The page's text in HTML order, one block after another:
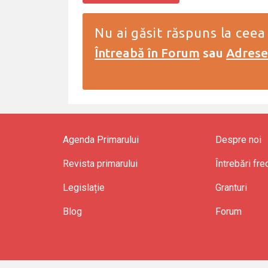
Nu ai găsit răspuns la ceea
Întreabă în Forum sau
Agenda Primarului Despre noi
Revista primarului Întrebări
Legislație Granturi
Blog Forum